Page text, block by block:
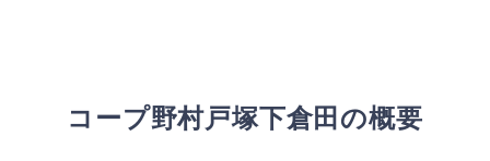
コープ野村戸塚下倉田の概要